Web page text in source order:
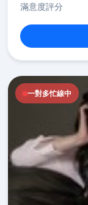
滿意度評分
一對多忙線中